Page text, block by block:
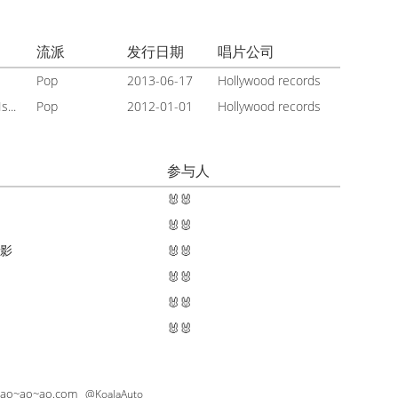
流派 发行日期 唱片公司
Pop 2013-06-17
Hollywood records
Pop 2012-01-01 Hollywood records
参与人
🐰🐰
🐰🐰
🐰🐰
🐰🐰
🐰🐰
🐰🐰
@KoalaAuto